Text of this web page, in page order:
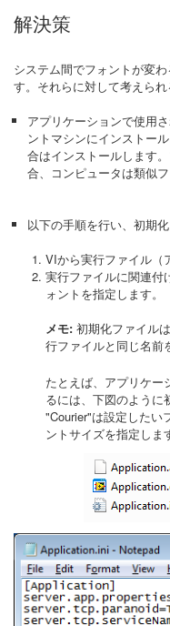
解決策
システム間でフォントが変
す。それらに対して考えられ
アプリケーションで使用
ントマシンにインストー
合はインストールします
合、コンピュータは類似
以下の手順を行い、初期
VIから実行ファイル（
実行ファイルに関連付
ォントを指定します。
メモ: 初期化ファイル
行ファイルと同じ名前
たとえば、アプリケー
るには、下図のように
"Courier"は設定したい
ントサイズを指定しま